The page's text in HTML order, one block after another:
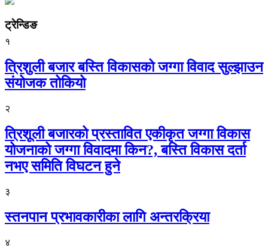
ट्रेन्डिङ
१
त्रिशुली बजार बस्ति विकासको जग्गा विवाद सुल्झाउन
संयोजक तोकियो
२
त्रिशूली बजारको प्रस्तावित एकीकृत जग्गा विकास
योजनाको जग्गा विवादमा किन?, बस्ति विकास दर्ता
नभए समिति विघटन हुने
३
स्तनपान प्रभावकारीका लागि अन्तरक्रिया
४